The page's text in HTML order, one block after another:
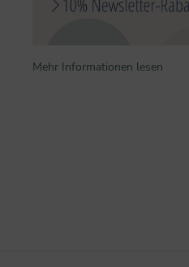
Mehr Informationen lesen